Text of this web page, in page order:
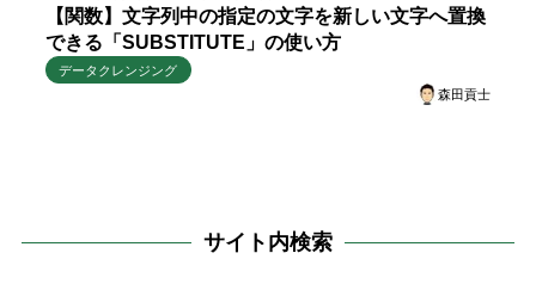
【関数】文字列中の指定の文字を新しい文字へ置換
できる「SUBSTITUTE」の使い方
データクレンジング
森田貢士
サイト内検索